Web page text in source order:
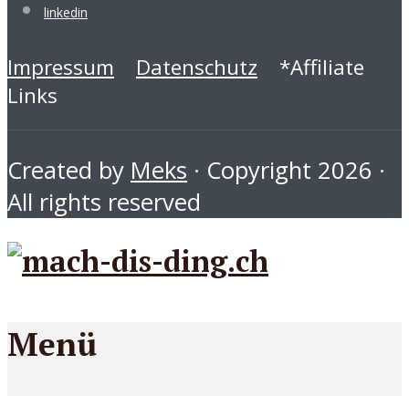
linkedin
Impressum Datenschutz *Affiliate
Links
Created by Meks · Copyright 2026 ·
All rights reserved
Menü